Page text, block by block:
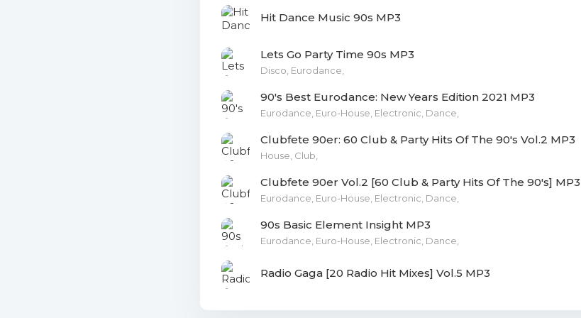
123. Maxx - I Want You.mp3 (12.24 Mb)
124. Waldo - Our Love Is Coming Togethe.mp3 (5.69 Mb)
126. Culture Beat - Do I Have You.mp3 (12.59 Mb)
127. Jerorr - On the Control.mp3 (9.9 Mb)
128. X-Perience - Island of Dreams(Dance Mix).mp3 (7.36 Mb)
Hit Dance Music 90s MP3
Lets Go Party Time 90s MP3
Disco, Eurodance,
90's Best Eurodance: New Years Edition 2021 MP3
Eurodance, Euro-House, Electronic, Dance,
Clubfete 90er: 60 Club & Party Hits Of The 90's Vol.2 MP3
House, Club,
Clubfete 90er Vol.2 [60 Club & Party Hits Of The 90's] MP3
Eurodance, Euro-House, Electronic, Dance,
90s Basic Element Insight MP3
Eurodance, Euro-House, Electronic, Dance,
Radio Gaga [20 Radio Hit Mixes] Vol.5 MP3